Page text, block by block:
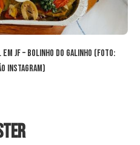
JF – Bolinho do Galinho (Foto:
Instagram)